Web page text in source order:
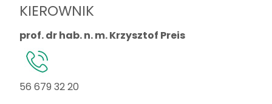
KIEROWNIK
prof. dr hab. n. m. Krzysztof Preis
56 679 32 20